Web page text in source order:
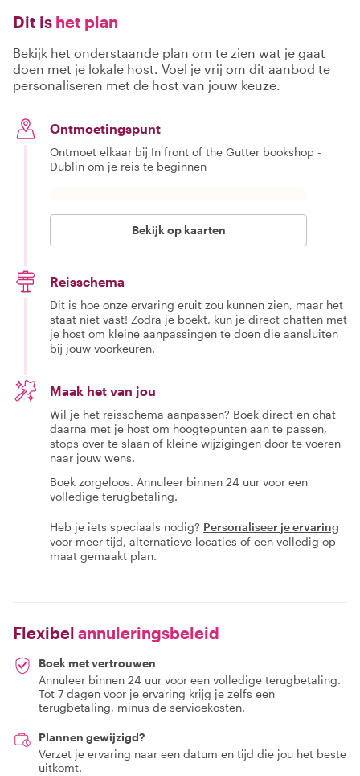
Dit is het plan
Bekijk het onderstaande plan om te zien wat je gaat
doen met je lokale host. Voel je vrij om dit aanbod te
personaliseren met de host van jouw keuze.
Ontmoetingspunt
Ontmoet elkaar bij In front of the Gutter bookshop -
Dublin om je reis te beginnen
Bekijk op kaarten
Reisschema
Dit is hoe onze ervaring eruit zou kunnen zien, maar het
staat niet vast! Zodra je boekt, kun je direct chatten met
je host om kleine aanpassingen te doen die aansluiten
bij jouw voorkeuren.
Maak het van jou
Wil je het reisschema aanpassen? Boek direct en chat
daarna met je host om hoogtepunten aan te passen,
stops over te slaan of kleine wijzigingen door te voeren
naar jouw wens.
Boek zorgeloos. Annuleer binnen 24 uur voor een
volledige terugbetaling.
Heb je iets speciaals nodig? Personaliseer je ervaring
voor meer tijd, alternatieve locaties of een volledig op
maat gemaakt plan.
Flexibel annuleringsbeleid
Boek met vertrouwen
Annuleer binnen 24 uur voor een volledige terugbetaling.
Tot 7 dagen voor je ervaring krijg je zelfs een
terugbetaling, minus de servicekosten.
Plannen gewijzigd?
Verzet je ervaring naar een datum en tijd die jou het beste
uitkomt.